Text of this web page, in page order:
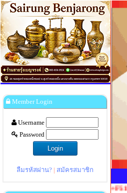
Member Login
Username
Password
ลืมรหัสผ่าน? | สมัครสมาชิก
ผิดเพี้ยน กรุณากดปุ่ม Ctrl+F5 1 ครั้งเพื่อ